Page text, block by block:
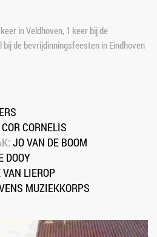
in Veldhoven, 1 keer bij de
bij de bevrijdinningsfeesten in Eindhoven
COR CORNELIS
JO VAN DE BOOM
DOOY
VAN LIEROP
MUZIEKKORPS